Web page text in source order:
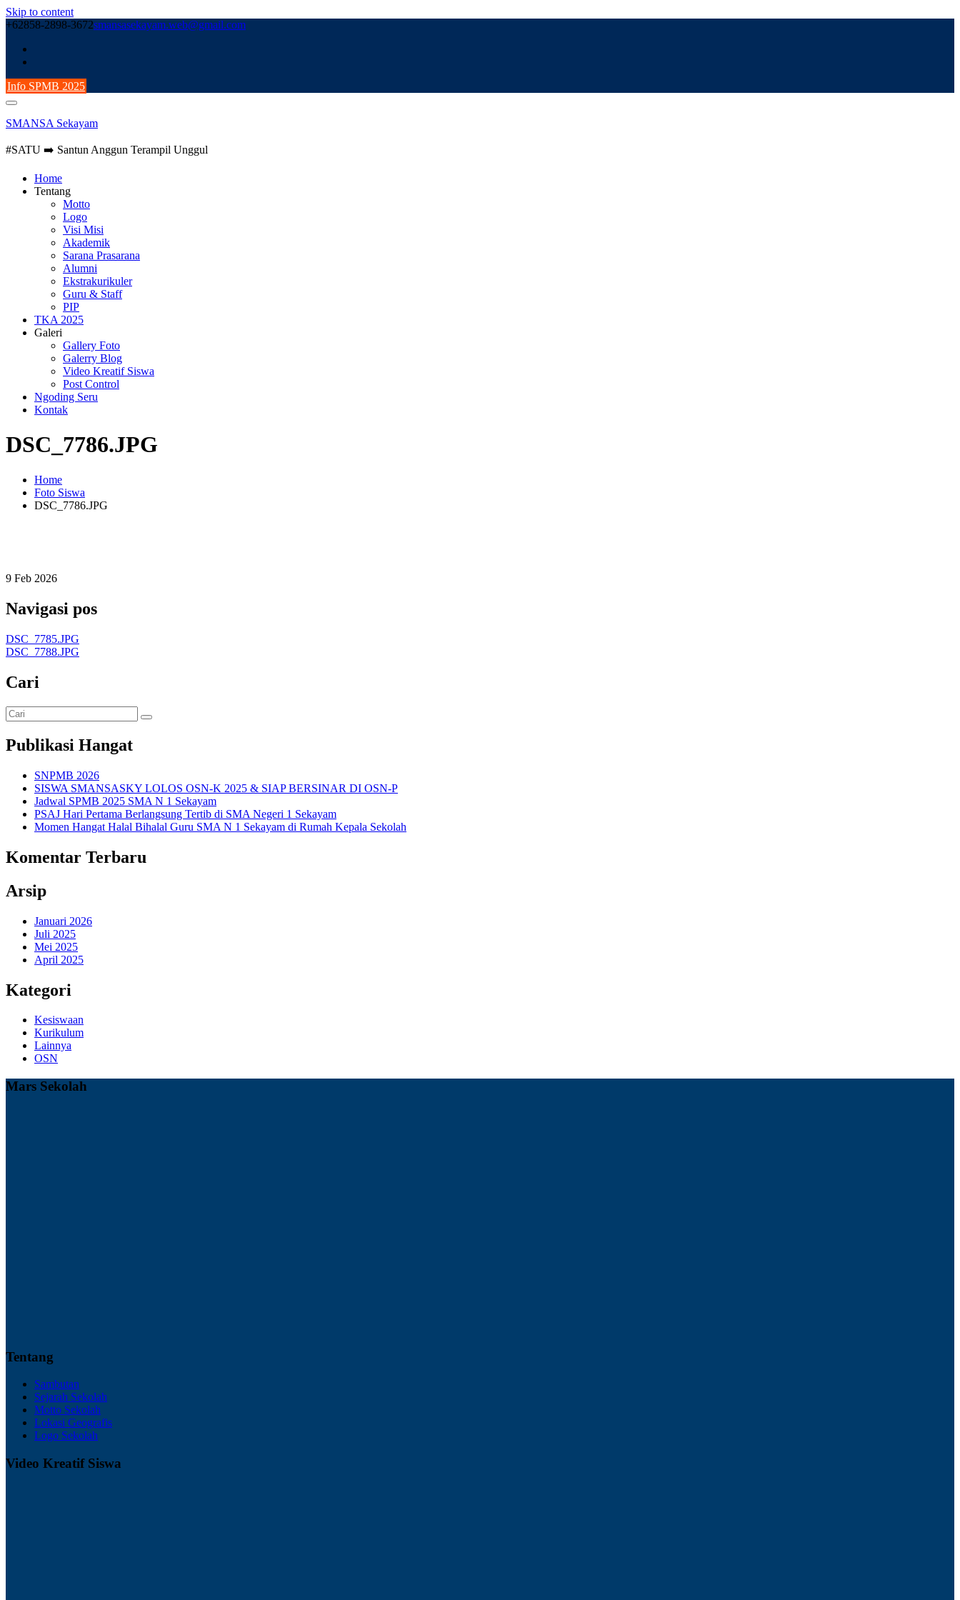
Skip to content
+62858-2898-3672smansasekayam.web@gmail.com
Info SPMB 2025
SMANSA Sekayam
#SATU ➡️ Santun Anggun Terampil Unggul
Home
Tentang
Motto
Logo
Visi Misi
Akademik
Sarana Prasarana
Alumni
Ekstrakurikuler
Guru & Staff
PIP
TKA 2025
Galeri
Gallery Foto
Galerry Blog
Video Kreatif Siswa
Post Control
Ngoding Seru
Kontak
DSC_7786.JPG
Home
Foto Siswa
DSC_7786.JPG
9 Feb 2026
Navigasi pos
DSC_7785.JPG
DSC_7788.JPG
Cari
Publikasi Hangat
SNPMB 2026
SISWA SMANSASKY LOLOS OSN-K 2025 & SIAP BERSINAR DI OSN-P
Jadwal SPMB 2025 SMA N 1 Sekayam
PSAJ Hari Pertama Berlangsung Tertib di SMA Negeri 1 Sekayam
Momen Hangat Halal Bihalal Guru SMA N 1 Sekayam di Rumah Kepala Sekolah
Komentar Terbaru
Arsip
Januari 2026
Juli 2025
Mei 2025
April 2025
Kategori
Kesiswaan
Kurikulum
Lainnya
OSN
Mars Sekolah
Tentang
Sambutan
Sejarah Sekolah
Motto Sekolah
Lokasi Geografis
Logo Sekolah
Video Kreatif Siswa